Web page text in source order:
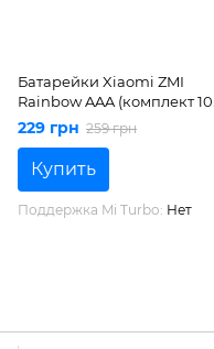
Батарейки Xiaomi ZMI
Rainbow AAA (комплект 10
батарейок)
229 грн 259 грн
Купить
Поддержка Mi Turbo Нет